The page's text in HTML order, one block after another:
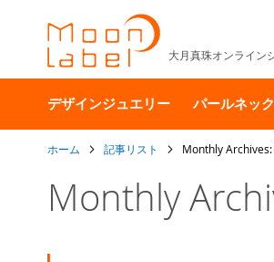
大月真珠オンライン
デザインジュエリー パールネッ
ホーム 記事リスト Monthly
Monthly